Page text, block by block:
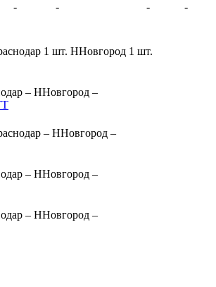
- - - -
1 шт. ННовгород 1 шт.
– ННовгород –
– ННовгород –
– ННовгород –
– ННовгород –